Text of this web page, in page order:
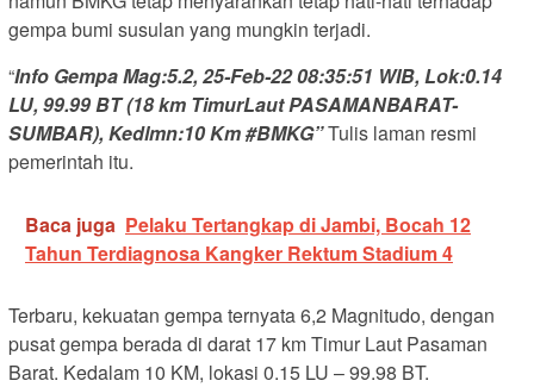
gempa bumi susulan yang mungkin terjadi.
“Info Gempa Mag:5.2, 25-Feb-22 08:35:51 WIB, Lok:0.14
LU, 99.99 BT (18 km TimurLaut PASAMANBARAT-
SUMBAR), Kedlmn:10 Km #BMKG”Tulis laman resmi
pemerintah itu.
Baca juga Pelaku Tertangkap di Jambi, Bocah 12
Tahun Terdiagnosa Kangker Rektum Stadium 4
Terbaru, kekuatan gempa ternyata 6,2 Magnitudo, dengan
pusat gempa berada di darat 17 km Timur Laut Pasaman
Barat. Kedalam 10 KM, lokasi 0.15 LU – 99.98 BT.